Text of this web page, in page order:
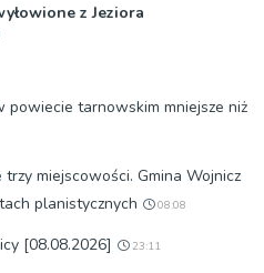
z Jeziora
powiecie tarnowskim mniejsze niż
trzy miejscowości. Gmina Wojnicz
planistycznych
08:08
[08.08.2026] 23:11